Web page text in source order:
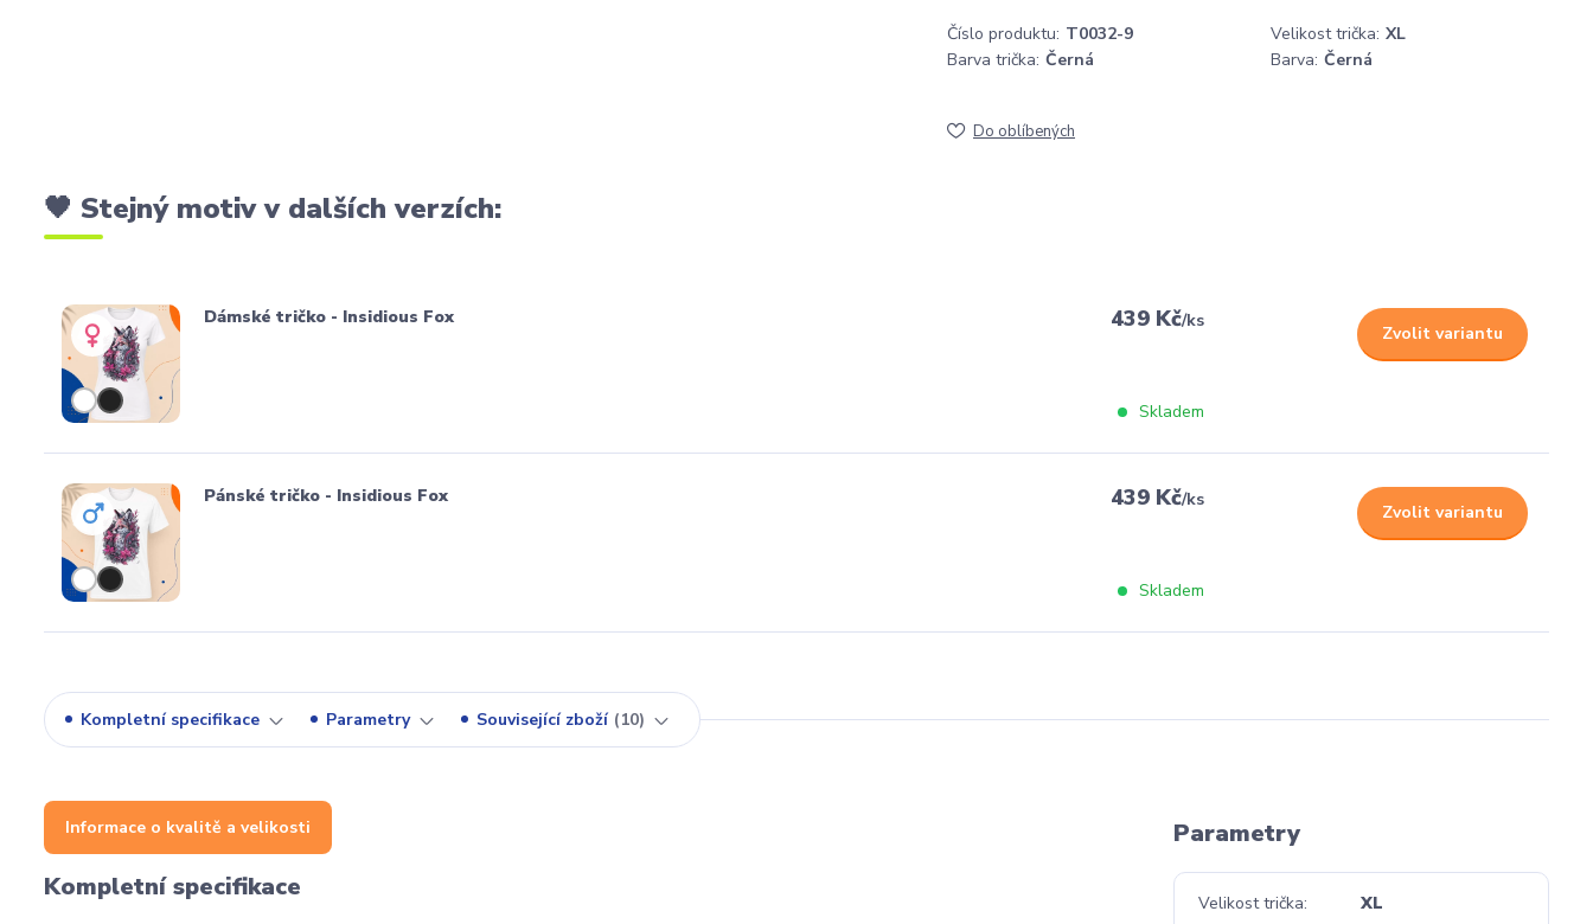
Číslo produktu: T0032-9 Velikost trička: XL
Barva trička: Černá Barva: Černá
Do oblíbených
🖤 Stejný motiv v dalších verzích:
Dámské tričko - Insidious Fox 439 Kč/ks
Skladem
Zvolit variantu
Pánské tričko - Insidious Fox 439 Kč/ks
Skladem
Zvolit variantu
Kompletní specifikace Parametry Související zboží 10
Informace o kvalitě a velikosti
Kompletní specifikace
Parametry
Velikost trička XL